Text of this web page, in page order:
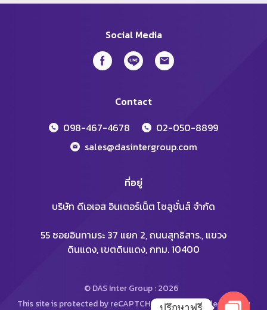
Social Media
Contact
098-467-4678
02-050-8899
sales@dasintergroup.com
ที่อยู่
บริษัท ดีเอเอส อินเตอร์เน็ต โซลูชั่นส์ จำกัด
55 ซอยอินทามระ 37 แยก 2, ถนนสุทธิสาร., แขวง
ดินแดง, เขตดินแดง, กทม. 10400
© DAS Inter Group : 2026
This site is protected by reCAPTCHA and the Google Privacy
ปรึกษาฟรี